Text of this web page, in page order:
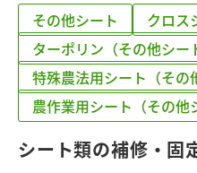
その他シート
クロス
ターポリン（その他シー
特殊農法用シート（その
農作業用シート（その他
シート類の補修・固